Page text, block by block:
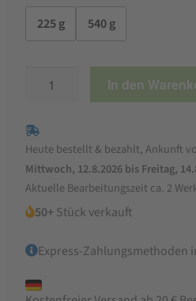
225 g
540 g
Hühner-
Menge
In den
Heute bestellt & bezahlt, Ankunft
Mittwoch, 12.8.2026 bis Freitag,
Aktuelle Bearbeitungszeit ca. 2
50+Stück verkauft
Express-Zahlungsmethoden